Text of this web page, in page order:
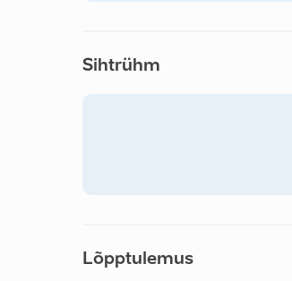
Sihtrühm
Lõpptulemus